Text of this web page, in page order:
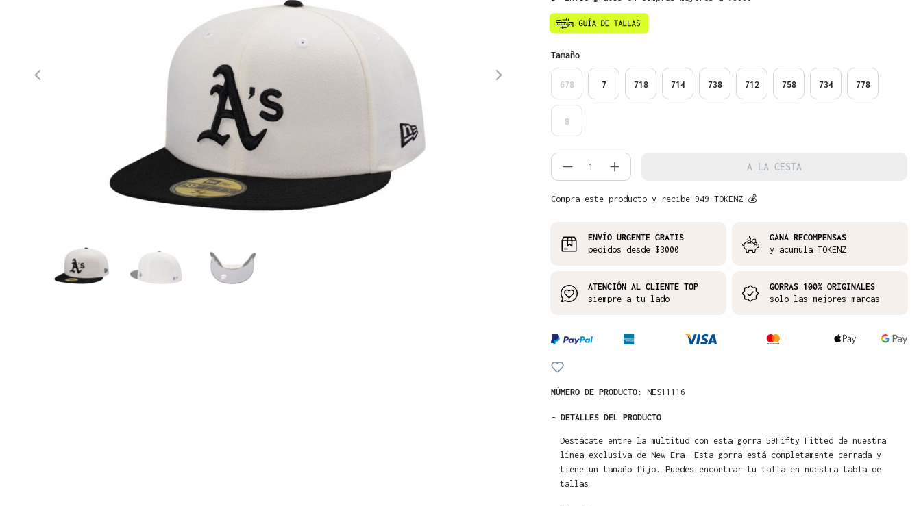
Seleccione
Tamaño
678 7 718 714 738 712 758 734 778
8
Cantidad del producto: introduce la
A LA CESTA
Compra este producto y recibe 949 TOKENZ 💰
ENVÍO URGENTE GRATIS
pedidos desde $3000
GANA RECOMPENSAS
y acumula TOKENZ
ATENCIÓN AL CLIENTE TOP
siempre a tu lado
GORRAS 100% ORIGINALES
solo las mejores marcas
NÚMERO DE PRODUCTO: NES11116
- DETALLES DEL PRODUCTO
Destácate entre la multitud con esta gorra 59Fifty Fitted de nuestra
línea exclusiva de New Era. Esta gorra está completamente cerrada y
tiene un tamaño fijo. Puedes encontrar tu talla en nuestra tabla de
tallas.